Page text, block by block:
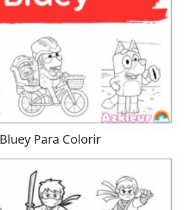
Bluey Para Colorir